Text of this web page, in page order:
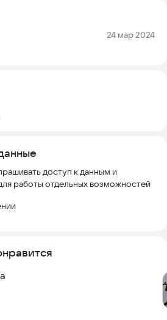
невероятными приключениями. Вы
на каждом шагу и станете
защитить реальность от
ход событий.
Дата:
24 мар 2024
доступ к данным и
работы отдельных возможностей